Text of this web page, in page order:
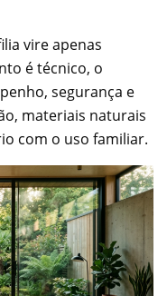
vire apenas
é técnico, o
segurança e
materiais naturais
com o uso familiar.